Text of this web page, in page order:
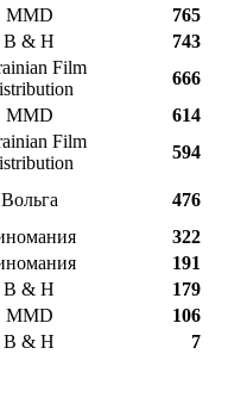
MMD 765
B & H 743
Film
666
MMD 614
Film
594
Вольга 476
322
191
B & H 179
MMD 106
B & H 7